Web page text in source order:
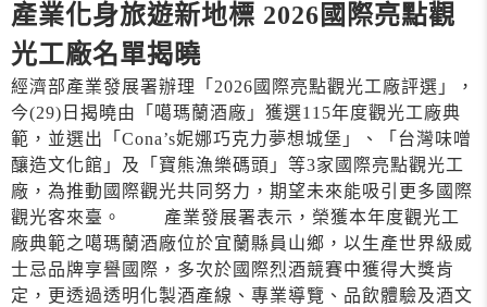
產業化身旅遊新地標 2026國際亮點觀
光工廠名單揭曉
經濟部產業發展署辦理「2026國際亮點觀光工廠評選」，
今(29)日揭曉由「噶瑪蘭酒廠」獲選115年度觀光工廠典
範，並選出「Cona’s妮娜巧克力夢想城堡」、「台灣味噌
釀造文化館」及「寶熊漁樂碼頭」等3家國際亮點觀光工
廠，為推動國際觀光共同努力，期望未來能吸引更多國際
觀光客來臺。 產業發展署表示，榮獲本年度觀光工
廠典範之噶瑪蘭酒廠位於宜蘭縣員山鄉，以生產世界級威
士忌品牌享譽國際，多次於國際烈酒競賽中獲得大獎肯
定，更透過透明化製酒產線、專業導覽、品飲體驗及酒文